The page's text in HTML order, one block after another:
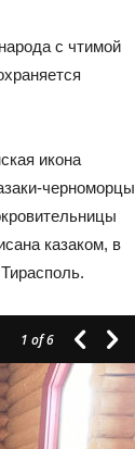
с чтимой
икона
черноморцы
казаком, в
1 of 6